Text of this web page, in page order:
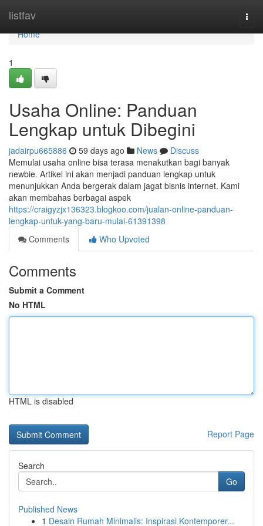
listfav
Home
Home
1
Usaha Online: Panduan
Lengkap untuk Dibegini
jadairpu665886 59 days ago News
Discuss
Memulai usaha online bisa terasa menakutkan bagi banyak
newbie. Artikel ini akan menjadi panduan lengkap untuk
menunjukkan Anda bergerak dalam jagat bisnis internet. Kami
akan membahas berbagai aspek
https://craigyzjx136323.blogkoo.com/jualan-online-panduan-
lengkap-untuk-yang-baru-mulai-61391398
Comments
Who Upvoted
Comments
Submit a Comment
No HTML
HTML is disabled
Report Page
Search
Go
Published News
1 Desain Rumah Minimalis: Inspirasi Kontemporer...